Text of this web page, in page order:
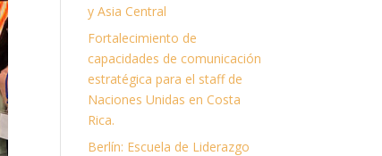
y Asia Central
Fortalecimiento de
capacidades de comunicación
estratégica para el staff de
Naciones Unidas en Costa
Rica.
Berlín: Escuela de Liderazgo